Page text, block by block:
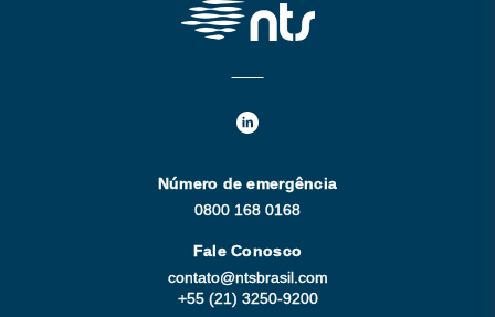
Número de emergência
0800 168 0168
Fale Conosco
contato@ntsbrasil.com
+55 (21) 3250-9200